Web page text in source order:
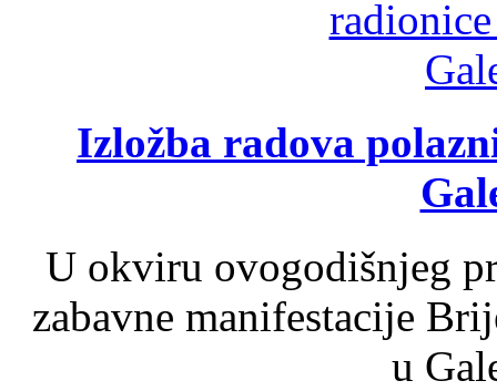
Izložba radova
U okviru ovogodišnjeg
zabavne manifestacije
u